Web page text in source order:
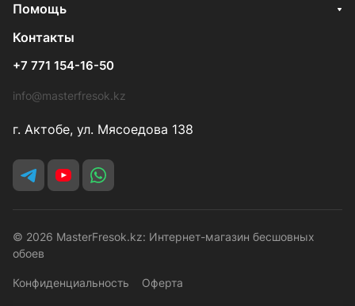
Помощь
Контакты
+7 771 154-16-50
info@masterfresok.kz
г. Актобе, ул. Мясоедова 138
© 2026 MasterFresok.kz: Интернет-магазин бесшовных
обоев
Конфиденциальность Оферта